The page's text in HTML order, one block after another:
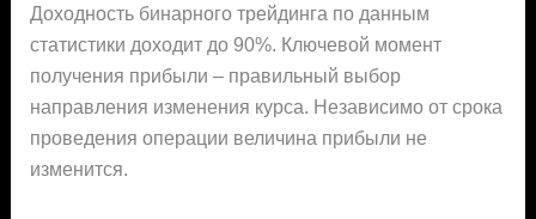
Доходность бинарного трейдинга по данным
статистики доходит до 90%. Ключевой момент
получения прибыли – правильный выбор
направления изменения курса. Независимо от срока
проведения операции величина прибыли не
изменится.